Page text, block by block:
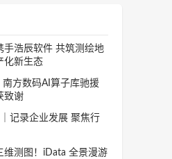
手浩辰软件 共筑测绘地
化新生态
南方数码AI算子库驰援
致谢
录企业发展 聚焦行
维测图！iData 全景漫游